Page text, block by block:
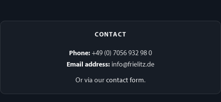
CONTACT
Phone: +49 (0) 7056 932 98 0
Email address: info@frielitz.de
Or via our contact form.